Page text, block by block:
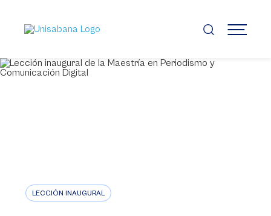
contenido
principal
MENÚ
LECCIÓN INAUGURAL